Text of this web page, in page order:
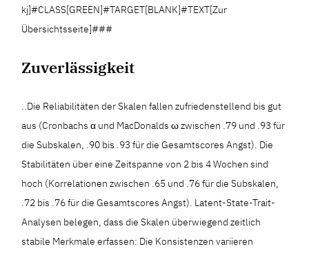
kj]#CLASS[GREEN]#TARGET[BLANK]#TEXT[Zur
Übersichtsseite]###
Zuverlässigkeit
..Die Reliabilitäten der Skalen fallen zufriedenstellend bis gut
aus (Cronbachs α und MacDonalds ω zwischen .79 und .93 für
die Subskalen, .90 bis .93 für die Gesamtscores Angst). Die
Stabilitäten über eine Zeitspanne von 2 bis 4 Wochen sind
hoch (Korrelationen zwischen .65 und .76 für die Subskalen,
.72 bis .76 für die Gesamtscores Angst). Latent-State-Trait-
Analysen belegen, dass die Skalen überwiegend zeitlich
stabile Merkmale erfassen: Die Konsistenzen variieren